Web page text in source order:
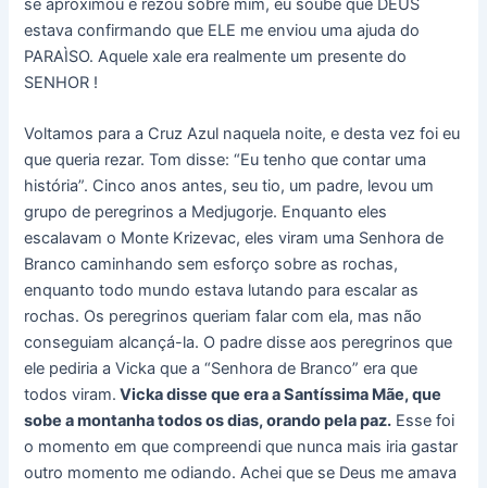
se aproximou e rezou sobre mim, eu soube que DEUS
estava confirmando que ELE me enviou uma ajuda do
PARAÌSO. Aquele xale era realmente um presente do
SENHOR !
Voltamos para a Cruz Azul naquela noite, e desta vez foi eu
que queria rezar. Tom disse: “Eu tenho que contar uma
história”. Cinco anos antes, seu tio, um padre, levou um
grupo de peregrinos a Medjugorje. Enquanto eles
escalavam o Monte Krizevac, eles viram uma Senhora de
Branco caminhando sem esforço sobre as rochas,
enquanto todo mundo estava lutando para escalar as
rochas. Os peregrinos queriam falar com ela, mas não
conseguiam alcançá-la. O padre disse aos peregrinos que
ele pediria a Vicka que a “Senhora de Branco” era que
todos viram. Vicka disse que era a Santíssima Mãe, que
sobe a montanha todos os dias, orando pela paz. Esse foi
o momento em que compreendi que nunca mais iria gastar
outro momento me odiando. Achei que se Deus me amava